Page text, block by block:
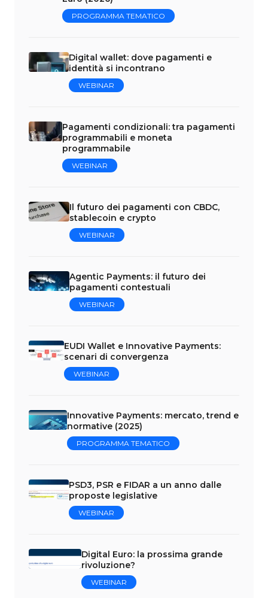
PROGRAMMA TEMATICO
Digital wallet: dove pagamenti e
identità si incontrano
WEBINAR
Pagamenti condizionali: tra pagamenti
programmabili e moneta
programmabile
WEBINAR
Il futuro dei pagamenti con CBDC,
stablecoin e crypto
WEBINAR
Agentic Payments: il futuro dei
pagamenti contestuali
WEBINAR
EUDI Wallet e Innovative Payments:
scenari di convergenza
WEBINAR
Innovative Payments: mercato, trend e
normative (2025)
PROGRAMMA TEMATICO
PSD3, PSR e FIDAR a un anno dalle
proposte legislative
WEBINAR
Digital Euro: la prossima grande
rivoluzione?
WEBINAR